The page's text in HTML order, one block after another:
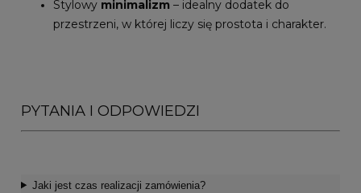
Stylowy minimalizm – idealny dodatek do
przestrzeni, w której liczy się prostota i charakter.
PYTANIA I ODPOWIEDZI
Jaki jest czas realizacji zamówienia?